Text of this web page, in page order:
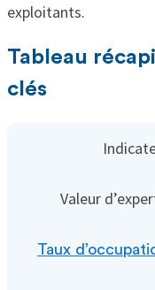
exploitants.
Tableau
clés
Valeur
Taux